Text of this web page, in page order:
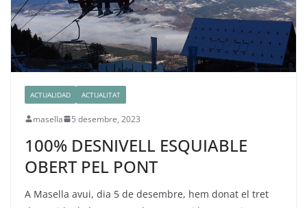
ACTUALIDAD ACTUALITAT
masella 5 desembre, 2023
100% DESNIVELL ESQUIABLE
OBERT PEL PONT
A Masella avui, dia 5 de desembre, hem donat el tret